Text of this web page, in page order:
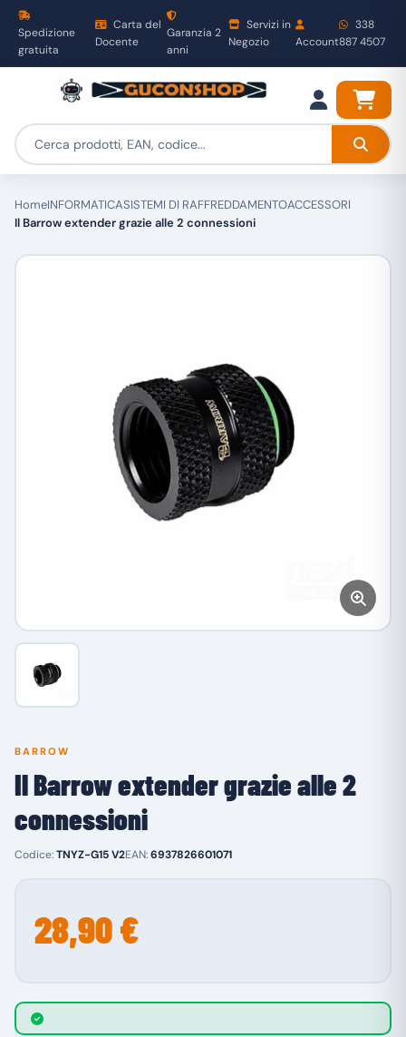
Spedizione
gratuita
Carta del
Docente
Garanzia 2
anni
Servizi in
Negozio
Account
338
887 4507
HomeINFORMATICASISTEMI DI RAFFREDDAMENTOACCESSORI
Il Barrow extender grazie alle 2 connessioni
BARROW
Il Barrow extender grazie alle 2
connessioni
Codice:TNYZ-G15 V2EAN:6937826601071
28,90 €